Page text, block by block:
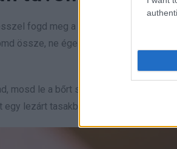
fogd meg a kullancsot minél
össze, ne égesd le, és ne kend be
mosd le a bőrt szappannal és vízzel,
egy lezárt tasakba, mert később az